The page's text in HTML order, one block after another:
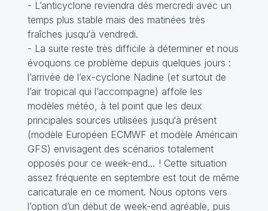
- L’anticyclone reviendra dés mercredi avec un
temps plus stable mais des matinées très
fraîches jusqu‘à vendredi.
- La suite reste très difficile à déterminer et nous
évoquons ce problème depuis quelques jours :
l’arrivée de l’ex-cyclone Nadine (et surtout de
l’air tropical qui l’accompagne) affole les
modèles météo, à tel point que les deux
principales sources utilisées jusqu‘à présent
(modèle Européen ECMWF et modèle Américain
GFS) envisagent des scénarios totalement
opposés pour ce week-end… ! Cette situation
assez fréquente en septembre est tout de même
caricaturale en ce moment. Nous optons vers
l’option d’un début de week-end agréable, puis